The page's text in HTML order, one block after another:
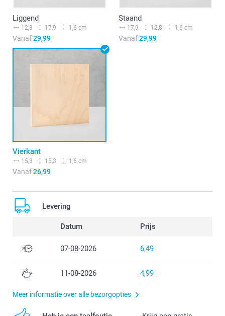
Liggend
12,8 17,9 1,6 cm
Vanaf29,99
Staand
17,9 12,8 1,6 cm
Vanaf29,99
Vierkant
15,3 15,3 1,6 cm
Vanaf26,99
Levering
Datum Prijs
07-08-2026 6,49
11-08-2026 4,99
Meer informatie over alle bezorgopties